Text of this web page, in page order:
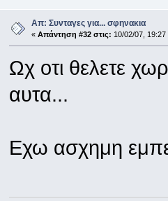
Απ: Συνταγες για... σφηνακια
« Απάντηση #32 στις: 10/02/07, 19:27
Ωχ οτι θελετε
αυτα...
Εχω ασχημη